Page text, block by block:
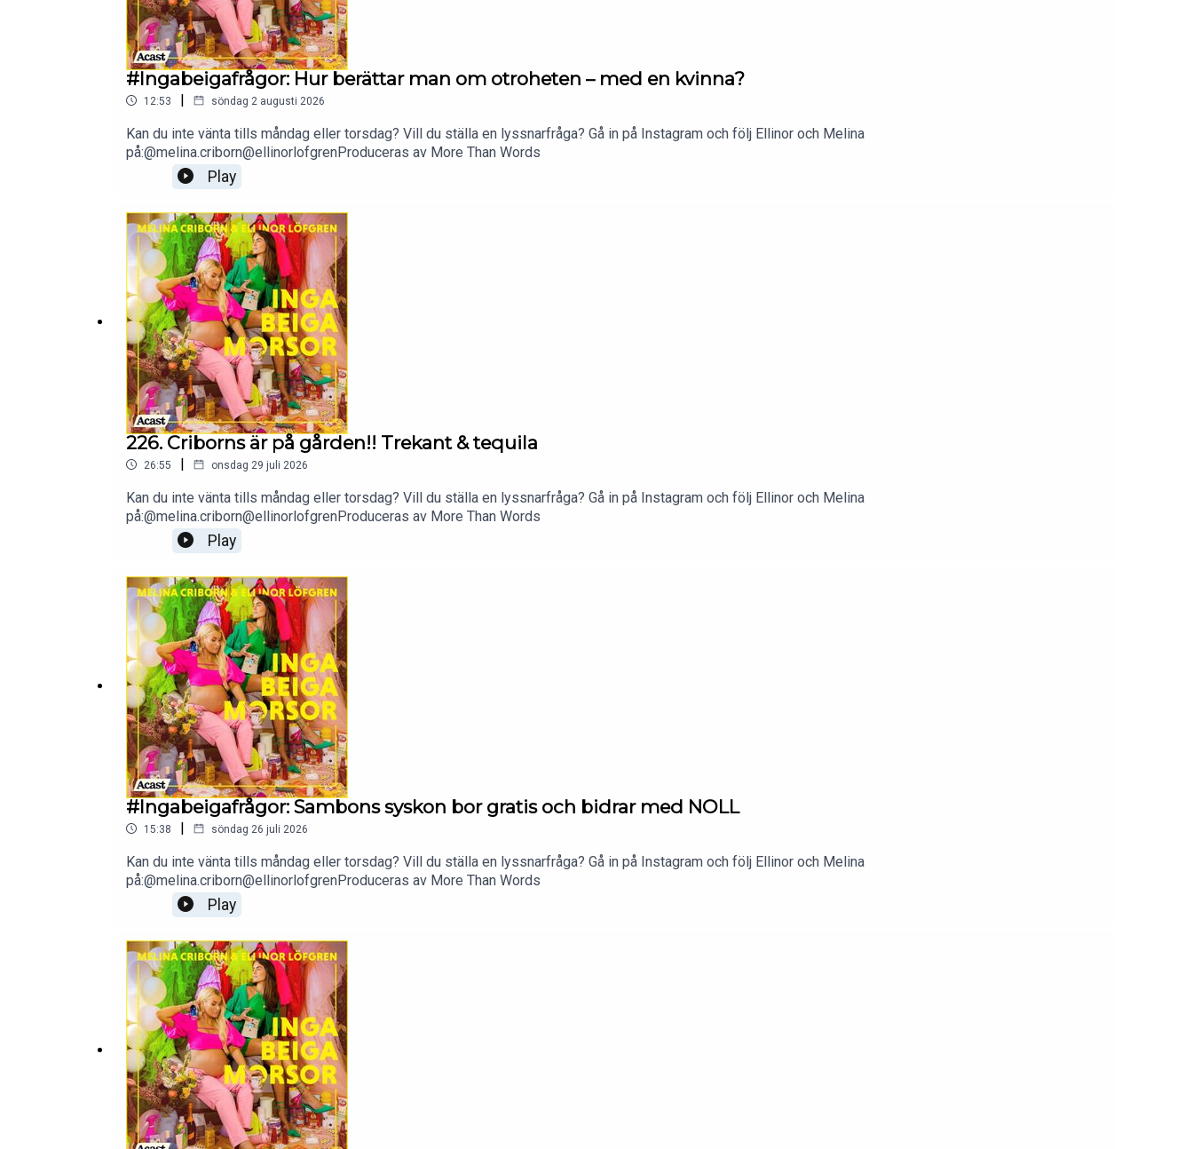
#Ingabeigafrågor: Hur berättar man om otroheten – med en kvinna?
12:53 | söndag 2 augusti 2026
Kan du inte vänta tills måndag eller torsdag? Vill du ställa en lyssnarfråga? Gå in på Instagram och följ Ellinor och Melina
på:@melina.criborn@ellinorlofgrenProduceras av More Than Words
Play
226. Criborns är på gården!! Trekant & tequila
26:55 | onsdag 29 juli 2026
Kan du inte vänta tills måndag eller torsdag? Vill du ställa en lyssnarfråga? Gå in på Instagram och följ Ellinor och Melina
på:@melina.criborn@ellinorlofgrenProduceras av More Than Words
Play
#Ingabeigafrågor: Sambons syskon bor gratis och bidrar med NOLL
15:38 | söndag 26 juli 2026
Kan du inte vänta tills måndag eller torsdag? Vill du ställa en lyssnarfråga? Gå in på Instagram och följ Ellinor och Melina
på:@melina.criborn@ellinorlofgrenProduceras av More Than Words
Play